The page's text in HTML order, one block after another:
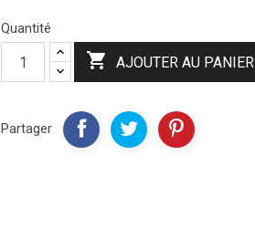
Quantité
 AJOUTER AU PANIER
Partager